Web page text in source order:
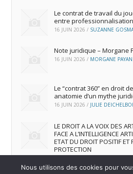
Le contrat de travail du
entre
16 JUIN 2026 / SUZANNE
Note juridique – Morgane
16 JUIN 2026 / MORGANE PAYAN
Le “contrat 360” en droit
anatomie d’un mythe
16 JUIN 2026 / JULIE
LE DROIT A LA VOIX DES
FACE A L’INTELLIGENCE
ETAT DU DROIT POSITIF ET
PROTECTION
Nous utilisons des cookies pour